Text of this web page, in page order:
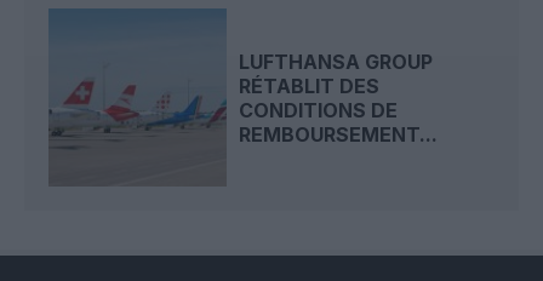
LUFTHANSA GROUP
RÉTABLIT DES
CONDITIONS DE
REMBOURSEMENT...